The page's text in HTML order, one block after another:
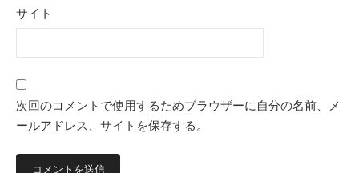
サイト
次回のコメントで使用するためブラウザーに自分の名前、メ
ールアドレス、サイトを保存する。